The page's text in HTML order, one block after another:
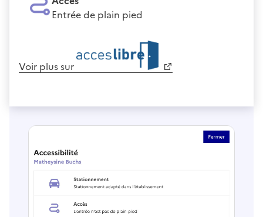
Entrée de plain pied
Voir plus sur